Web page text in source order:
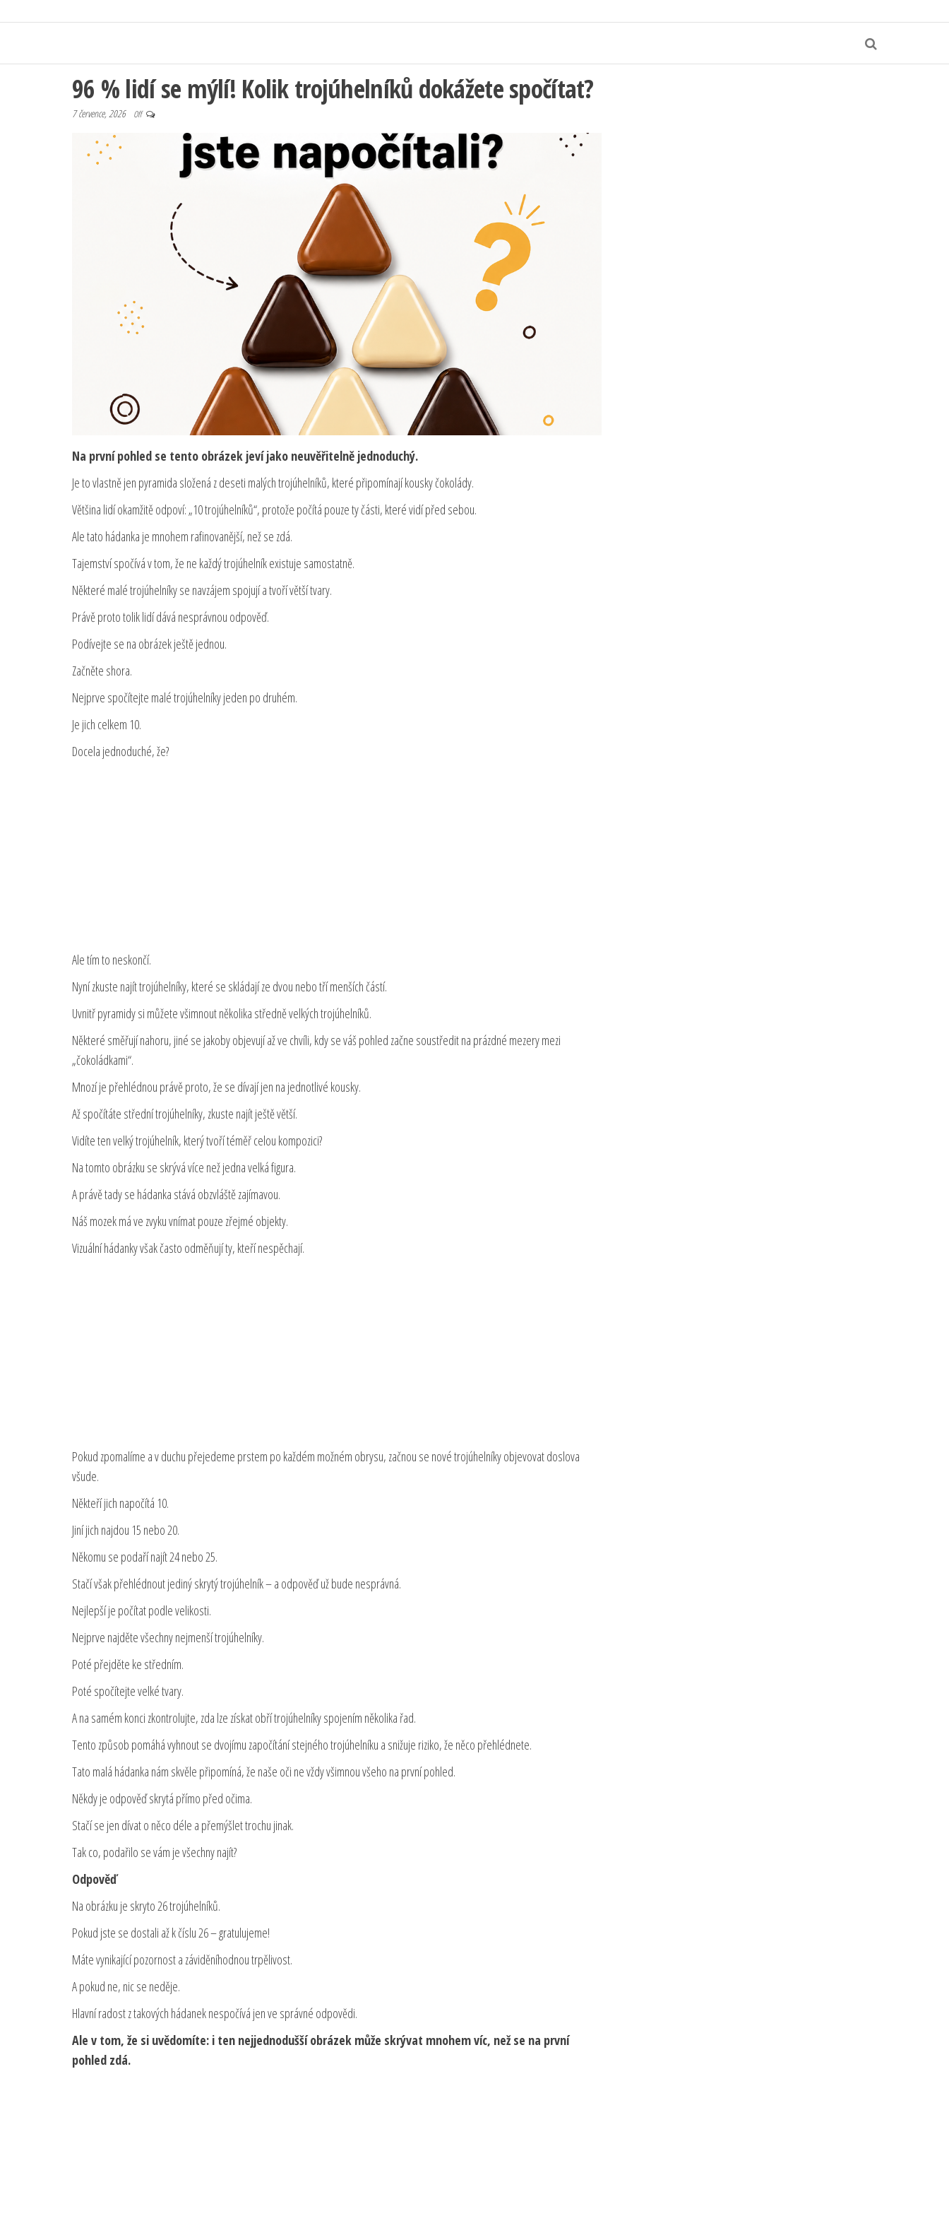
96 % lidí se mýlí! Kolik trojúhelníků dokážete spočítat?
7 července, 2026 Off
Na první pohled se tento obrázek jeví jako neuvěřitelně jednoduchý.
Je to vlastně jen pyramida složená z deseti malých trojúhelníků, které připomínají kousky čokolády.
Většina lidí okamžitě odpoví: „10 trojúhelníků“, protože počítá pouze ty části, které vidí před sebou.
Ale tato hádanka je mnohem rafinovanější, než se zdá.
Tajemství spočívá v tom, že ne každý trojúhelník existuje samostatně.
Některé malé trojúhelníky se navzájem spojují a tvoří větší tvary.
Právě proto tolik lidí dává nesprávnou odpověď.
Podívejte se na obrázek ještě jednou.
Začněte shora.
Nejprve spočítejte malé trojúhelníky jeden po druhém.
Je jich celkem 10.
Docela jednoduché, že?
Ale tím to neskončí.
Nyní zkuste najít trojúhelníky, které se skládají ze dvou nebo tří menších částí.
Uvnitř pyramidy si můžete všimnout několika středně velkých trojúhelníků.
Některé směřují nahoru, jiné se jakoby objevují až ve chvíli, kdy se váš pohled začne soustředit na prázdné mezery mezi
„čokoládkami“.
Mnozí je přehlédnou právě proto, že se dívají jen na jednotlivé kousky.
Až spočítáte střední trojúhelníky, zkuste najít ještě větší.
Vidíte ten velký trojúhelník, který tvoří téměř celou kompozici?
Na tomto obrázku se skrývá více než jedna velká figura.
A právě tady se hádanka stává obzvláště zajímavou.
Náš mozek má ve zvyku vnímat pouze zřejmé objekty.
Vizuální hádanky však často odměňují ty, kteří nespěchají.
Pokud zpomalíme a v duchu přejedeme prstem po každém možném obrysu, začnou se nové trojúhelníky objevovat doslova
všude.
Někteří jich napočítá 10.
Jiní jich najdou 15 nebo 20.
Někomu se podaří najít 24 nebo 25.
Stačí však přehlédnout jediný skrytý trojúhelník – a odpověď už bude nesprávná.
Nejlepší je počítat podle velikosti.
Nejprve najděte všechny nejmenší trojúhelníky.
Poté přejděte ke středním.
Poté spočítejte velké tvary.
A na samém konci zkontrolujte, zda lze získat obří trojúhelníky spojením několika řad.
Tento způsob pomáhá vyhnout se dvojímu započítání stejného trojúhelníku a snižuje riziko, že něco přehlédnete.
Tato malá hádanka nám skvěle připomíná, že naše oči ne vždy všimnou všeho na první pohled.
Někdy je odpověď skrytá přímo před očima.
Stačí se jen dívat o něco déle a přemýšlet trochu jinak.
Tak co, podařilo se vám je všechny najít?
Odpověď
Na obrázku je skryto 26 trojúhelníků.
Pokud jste se dostali až k číslu 26 – gratulujeme!
Máte vynikající pozornost a záviděníhodnou trpělivost.
A pokud ne, nic se neděje.
Hlavní radost z takových hádanek nespočívá jen ve správné odpovědi.
Ale v tom, že si uvědomíte: i ten nejjednodušší obrázek může skrývat mnohem víc, než se na první
pohled zdá.